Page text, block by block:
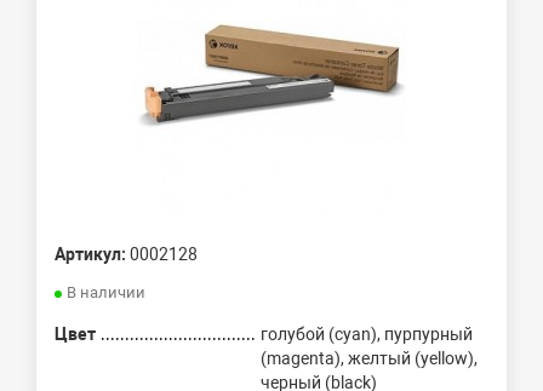
Артикул: 0002128
В наличии
Цвет
голубой (cyan), пурпурный
(magenta), желтый (yellow),
черный (black)